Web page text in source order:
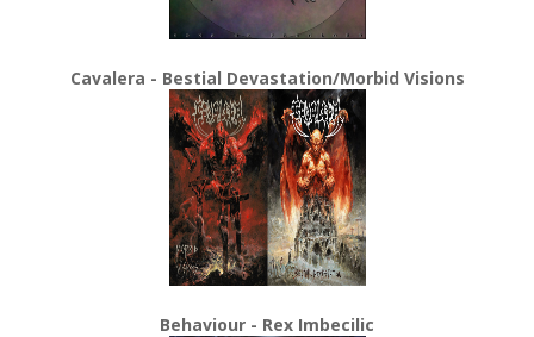
Cavalera - Bestial Devastation/Morbid Visions
Behaviour - Rex Imbecilic